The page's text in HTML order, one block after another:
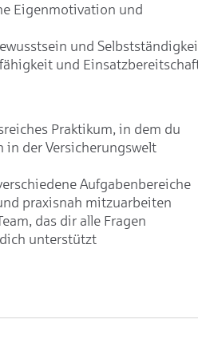
Eigenmotivation und
und
und
Praktikum, in dem du
in der Versicherungswelt
Aufgabenbereiche
praxisnah mitzuarbeiten
das dir alle Fragen
unterstützt